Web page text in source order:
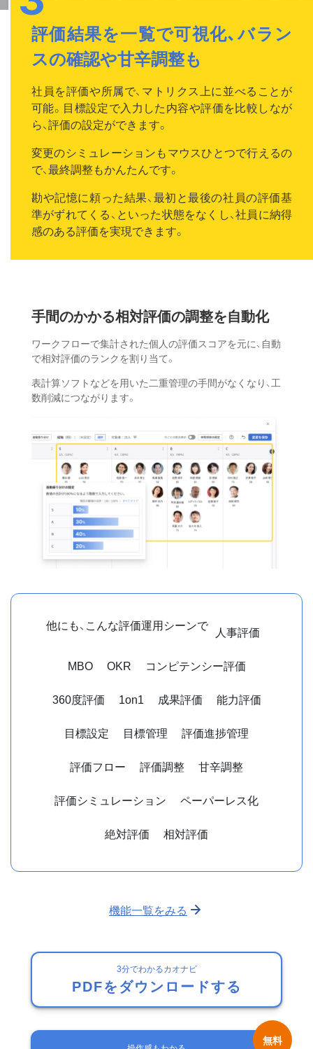
評価結果を一覧で可視化、バラン
スの確認や甘辛調整も
社員を評価や所属で、マトリクス上に並べることが
可能。目標設定で入力した内容や評価を比較しなが
ら、評価の設定ができます。
変更のシミュレーションもマウスひとつで行えるの
で、最終調整もかんたんです。
勘や記憶に頼った結果、最初と最後の社員の評価基
準がずれてくる、といった状態をなくし、社員に納得
感のある評価を実現できます。
手間のかかる相対評価の調整を自動化
ワークフローで集計された個人の評価スコアを元に、自動
で相対評価のランクを割り当て。
表計算ソフトなどを用いた二重管理の手間がなくなり、工
数削減につながります。
他にも、こんな評価運用シーンで 人事評価
MBO
OKR
コンピテンシー評価
360度評価
1on1 成果評価
能力評価
目標設定
目標管理
評価進捗管理
評価フロー
評価調整
甘辛調整
評価シミュレーション
ペーパーレス化
絶対評価
相対評価
機能一覧をみる
3分でわかるカオナビ
PDFをダウンロードする